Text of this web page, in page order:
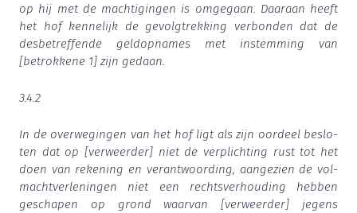
op hij met de mach­ti­gin­gen is omge­gaan. Daar­aan heeft
het hof ken­ne­lijk de gevolg­trek­king ver­bon­den dat de
des­be­tref­fen­de geld­op­na­mes met instem­ming van
[betrok­ke­ne 1] zijn gedaan.
34 2
In de over­we­gin­gen van het hof ligt als zijn oor­deel beslo­
ten dat op [ver­weer­der] niet de ver­plich­ting rust tot het
doen van reke­ning en ver­ant­woor­ding, aan­ge­zien de vol­
macht­ver­le­nin­gen niet een rechts­ver­hou­ding heb­ben
gescha­pen op grond waar­van [ver­weer­der] jegens